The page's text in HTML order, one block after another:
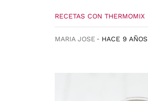
RECETAS CON THERMOMIX
MARIA JOSE HACE 9 AÑOS